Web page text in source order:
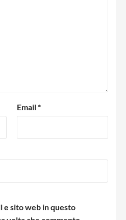
Email*
e sito web in questo